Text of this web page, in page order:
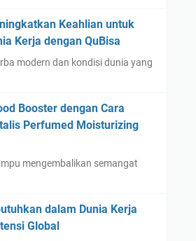
Keahlian untuk
Kerja dengan QuBisa
modern dan kondisi dunia yang
Booster dengan Cara
Perfumed Moisturizing
mengembalikan semangat
dalam Dunia Kerja
Global